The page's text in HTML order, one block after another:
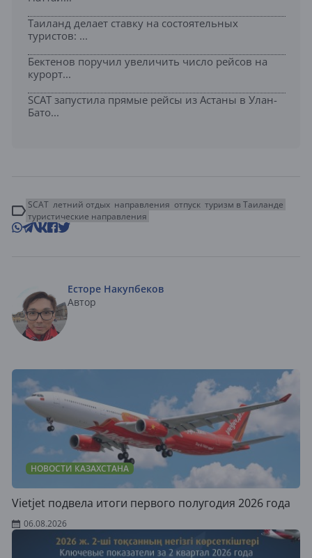
Таиланд делает ставку на состоятельных
туристов: ...
Бектенов поручил увеличить число рейсов на
курорт...
SCAT запустила прямые рейсы из Астаны в Улан-
Бато...
SCAT летний отдых направления отпуск туризм в Таиланде
туристические направления
Есторе Накупбеков
Автор
НОВОСТИ КАЗАХСТАНА
Vietjet подвела итоги первого полугодия 2026 года
06.08.2026